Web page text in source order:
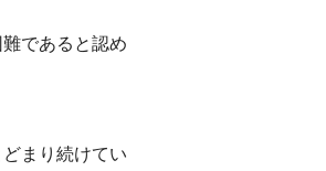
であると認め
まり続けてい